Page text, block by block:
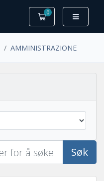
0
Handlevogn
AMMINISTRAZIONE
Søk